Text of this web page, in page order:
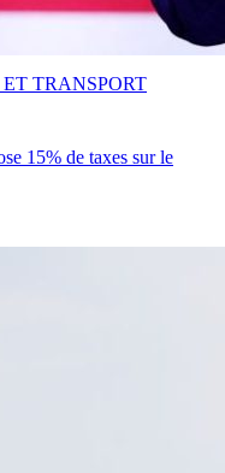
15% de taxes sur le
TRANSPORT